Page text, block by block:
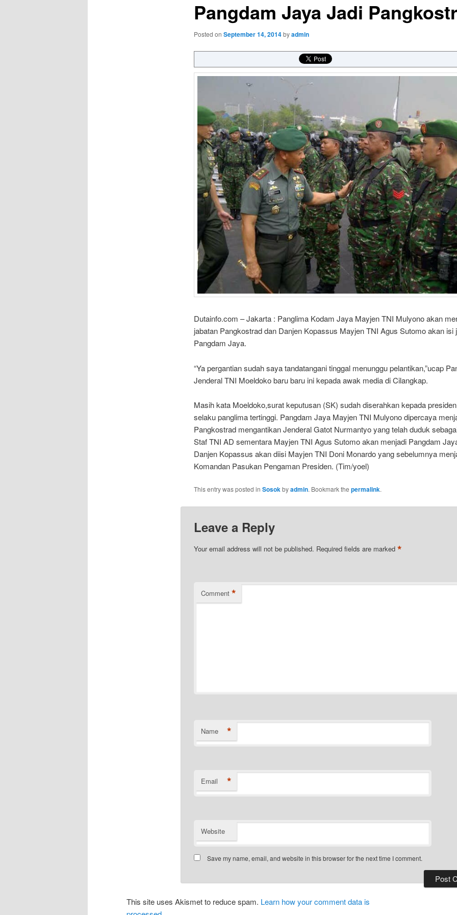
Pangdam Jaya Jadi
Posted on September 14, 2014byadmin
Dutainfo.com – Jakarta : Panglima Kodam Jaya Mayjen TNI Mulyono akan
jabatan Pangkostrad dan Danjen Kopassus Mayjen TNI Agus Sutomo akan isi
Pangdam Jaya.
“Ya pergantian sudah saya tandatangani tinggal menunggu pelantikan,”ucap
Jenderal TNI Moeldoko baru baru ini kepada awak media di Cilangkap.
Masih kata Moeldoko,surat keputusan (SK) sudah diserahkan kepada
selaku panglima tertinggi. Pangdam Jaya Mayjen TNI Mulyono dipercaya
Pangkostrad mengantikan Jenderal Gatot Nurmantyo yang telah duduk
Staf TNI AD sementara Mayjen TNI Agus Sutomo akan menjadi Pangdam
Danjen Kopassus akan diisi Mayjen TNI Doni Monardo yang sebelumnya
Komandan Pasukan Pengaman Presiden. (Tim/yoel)
This entry was posted in Sosokbyadmin. Bookmark the permalink.
Leave a Reply
Your email address will not be published. Required fields are marked *
Comment *
Name *
Email *
Website
Save my name, email, and website in this browser for the next time I comment.
This site uses Akismet to reduce spam. Learn how your comment data is